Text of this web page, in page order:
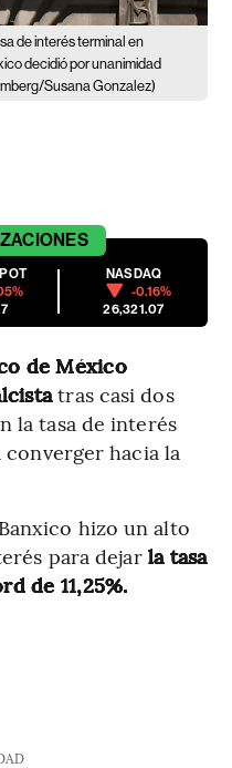
de interés terminal en
decidió por unanimidad
Susana Gonzalez)
NASDAQ
-0.16%
26,321.07
de México
tras casi dos
la tasa de interés
hacia la
hizo un alto
para dejar la tasa
de 11,25%.